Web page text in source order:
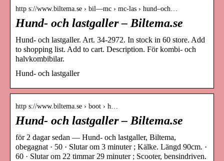
http s://www.biltema.se › bil—mc › mc-las › hund–och…
Hund- och lastgaller – Biltema.se
Hund- och lastgaller. Art. 34-2972. In stock in 60 store. Add
to shopping list. Add to cart. Description. För kombi- och
halvkombibilar.
Hund- och lastgaller
http s://www.biltema.se › boot › h…
Hund- och lastgaller – Biltema.se
för 2 dagar sedan — Hund- och lastgaller, Biltema,
obegagnat · 50 · Slutar om 3 minuter ; Kälke. Längd 90cm. ·
60 · Slutar om 22 timmar 29 minuter ; Scooter, bensindriven.